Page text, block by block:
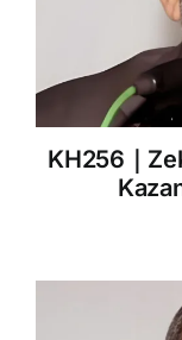
KH256｜